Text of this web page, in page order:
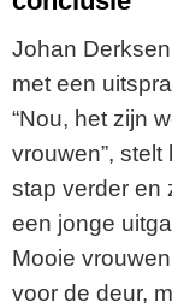
Johan
met een
“Nou, het zijn
vrouwen”,
stap verder en
een jonge
Mooie
voor de deur,